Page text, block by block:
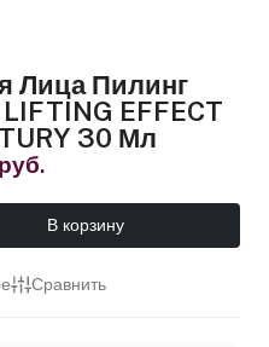
Лица Пилинг
EFFECT
30 Мл
В корзину
Сравнить